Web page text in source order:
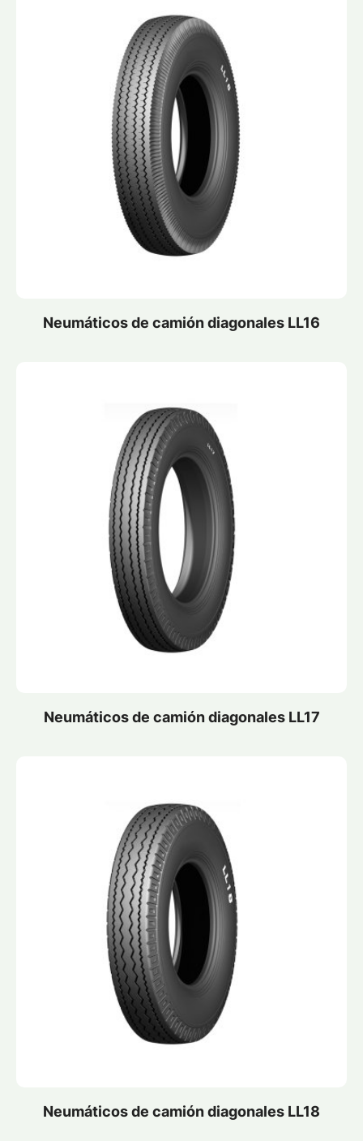
Neumáticos de camión diagonales LL16
Neumáticos de camión diagonales LL17
Neumáticos de camión diagonales LL18